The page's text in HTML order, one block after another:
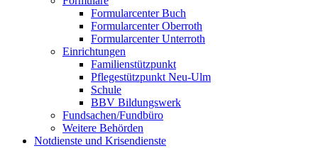
Formularcenter Buch
Formularcenter Oberroth
Formularcenter Unterroth
Einrichtungen
Familienstützpunkt
Pflegestützpunkt Neu-Ulm
Schule
BBV Bildungswerk
Fundsachen/Fundbüro
Weitere Behörden
Notdienste und Krisendienste